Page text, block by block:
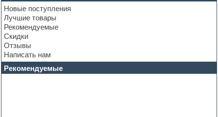
Club sounds
Construction kits
Convolution
Cubase
Dance drums
Dance music production tutorials
DAW
Disco samples
DJ Software
Новые поступления
Лучшие товары
Рекомендуемые
Скидки
Отзывы
Написать нам
Рекомендуемые